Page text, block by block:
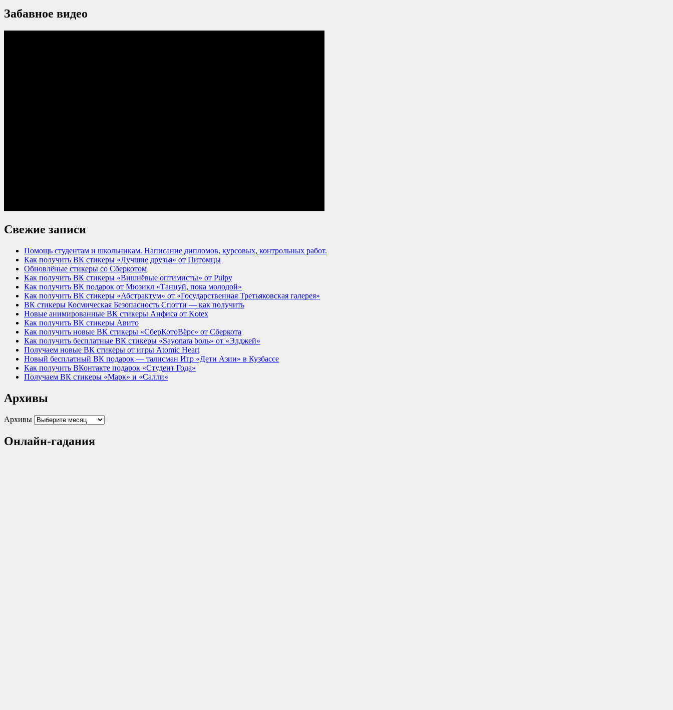
Забавное видео
Свежие записи
Помощь студентам и школьникам. Написание дипломов, курсовых, контрольных работ.
Как получить ВК стикеры «Лучшие друзья» от Питомцы
Обновлёные стикеры со Сберкотом
Как получить ВК стикеры «Вишнёвые оптимисты» от Pulpy
Как получить ВК подарок от Мюзикл «Танцуй, пока молодой»
Как получить ВК стикеры «Абстрактум» от «Государственная Третьяковская галерея»
ВК стикеры Космическая Безопасность Спотти — как получить
Новые анимированные ВК стикеры Анфиса от Kotex
Как получить ВК стикеры Авито
Как получить новые ВК стикеры «СберКотоВёрс» от Сберкота
Как получить бесплатные ВК стикеры «Sayonara bоль» от «Элджей»
Получаем новые ВК стикеры от игры Atomic Heart
Новый бесплатный ВК подарок — талисман Игр «Дети Азии» в Кузбассе
Как получить ВКонтакте подарок «Студент Года»
Получаем ВК стикеры «Марк» и «Салли»
Архивы
Архивы
Онлайн-гадания